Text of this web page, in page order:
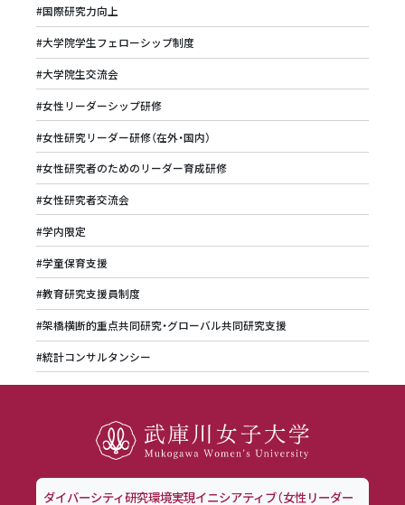
#国際研究力向上
#大学院学生フェローシップ制度
#大学院生交流会
#女性リーダーシップ研修
#女性研究リーダー研修（在外・国内）
#女性研究者のためのリーダー育成研修
#女性研究者交流会
#学内限定
#学童保育支援
#教育研究支援員制度
#架橋横断的重点共同研究・グローバル共同研究支援
#統計コンサルタンシー
ダイバーシティ研究環境実現イニシアティブ（女性リーダー